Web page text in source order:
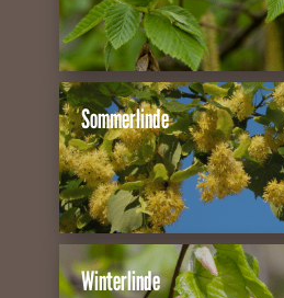
Sommerlinde
Winterlinde